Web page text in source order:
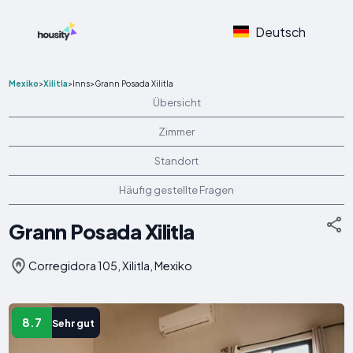
Deutsch
Mexiko>Xilitla>Inns>Grann Posada Xilitla
Übersicht
Zimmer
Standort
Häufig gestellte Fragen
Grann Posada Xilitla
Corregidora 105, Xilitla, Mexiko
8.7 Sehr gut